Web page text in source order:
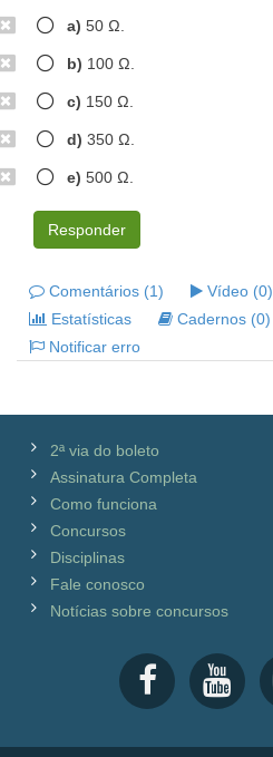
a) 50 Ω.
b) 100 Ω.
c) 150 Ω.
d) 350 Ω.
e) 500 Ω.
Responder
Comentários (1) Vídeo (0)
Estatísticas
Cadernos (0)
Notificar erro
2ª via do boleto
Assinatura Completa
Como funciona
Concursos
Disciplinas
Fale conosco
Notícias sobre concursos